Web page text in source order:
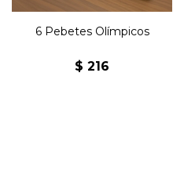
6 Pebetes Olímpicos
$ 216